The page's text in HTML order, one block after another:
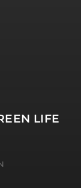
LIFE